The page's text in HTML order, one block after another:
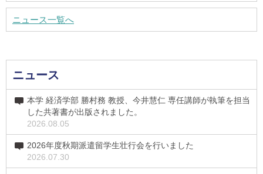
ニュース一覧へ
ニュース
本学 経済学部 勝村務 教授、今井慧仁 専任講師が執筆を担当
した共著書が出版されました。
2026.08.05
2026年度秋期派遣留学生壮行会を行いました
2026.07.30